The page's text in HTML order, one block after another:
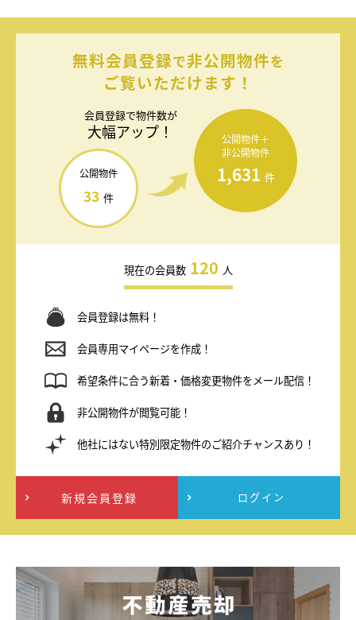
無料会員登録で非公開物件を
ご覧いただけます！
会員登録で物件数が
大幅アップ！
公開物件
33 件
公開物件＋
非公開物件
1,631 件
現在の会員数 120 人
会員登録は無料！
会員専用マイページを作成！
希望条件に合う新着・価格変更物件をメール配信！
非公開物件が閲覧可能！
他社にはない特別限定物件のご紹介チャンスあり！
新規会員登録 ログイン